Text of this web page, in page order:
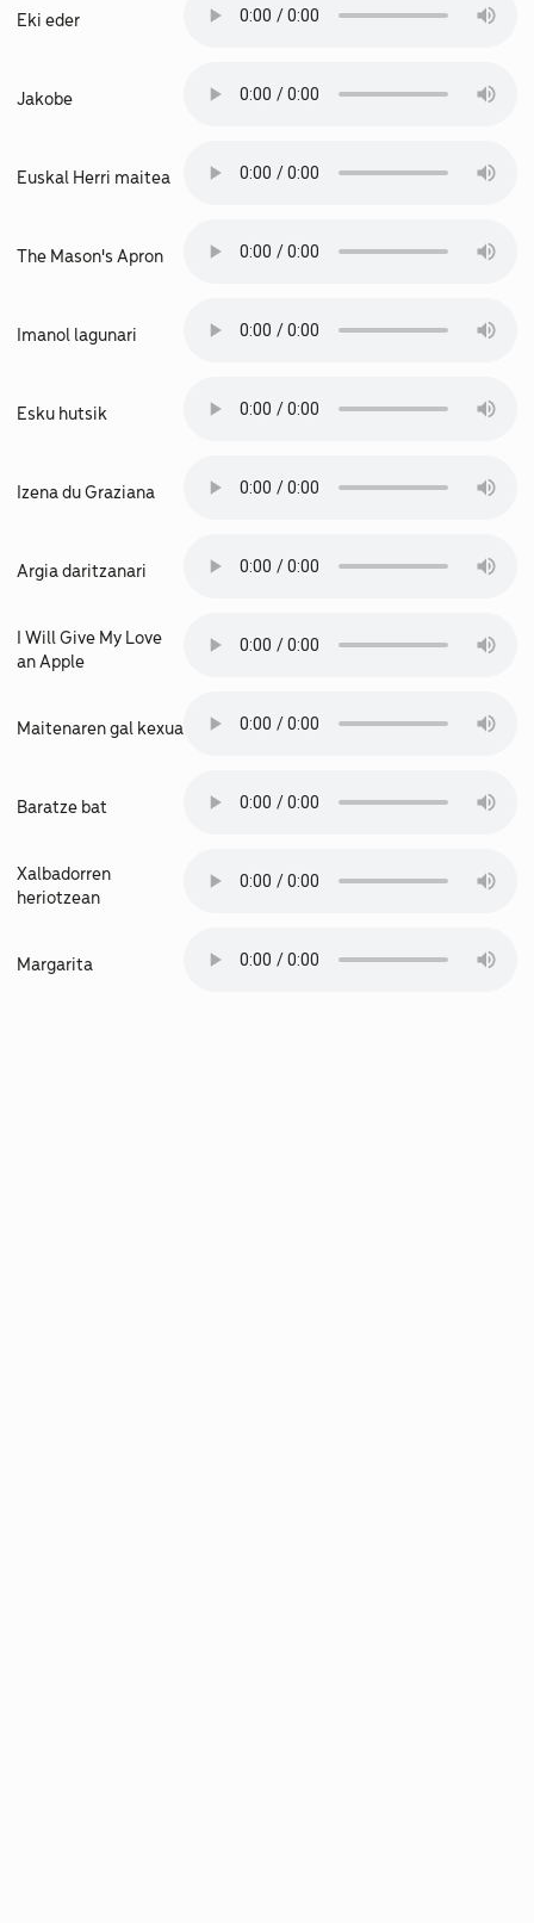
Eki eder
Jakobe
Euskal Herri maitea
The Mason's Apron
Imanol lagunari
Esku hutsik
Izena du Graziana
Argia daritzanari
I Will Give My Love
an Apple
Maitenaren gal kexua
Baratze bat
Xalbadorren
heriotzean
Margarita